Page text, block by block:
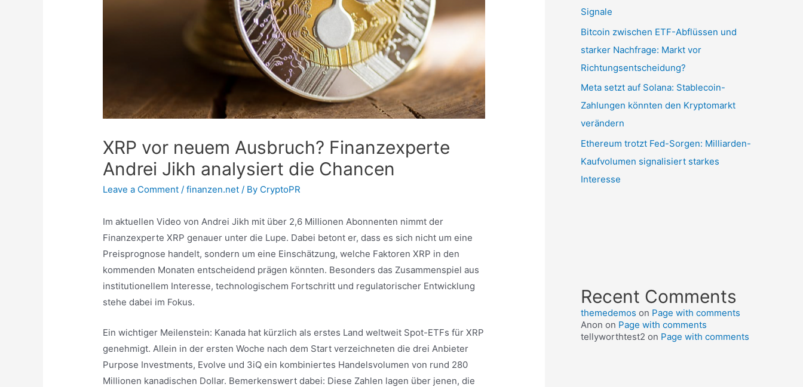
XRP vor neuem Ausbruch? Finanzexperte
Andrei Jikh analysiert die Chancen
Leave a Comment /finanzen.net / By CryptoPR
Im aktuellen Video von Andrei Jikh mit über 2,6 Millionen Abonnenten nimmt der
Finanzexperte XRP genauer unter die Lupe. Dabei betont er, dass es sich nicht um eine
Preisprognose handelt, sondern um eine Einschätzung, welche Faktoren XRP in den
kommenden Monaten entscheidend prägen könnten. Besonders das Zusammenspiel aus
institutionellem Interesse, technologischem Fortschritt und regulatorischer Entwicklung
stehe dabei im Fokus.
Ein wichtiger Meilenstein: Kanada hat kürzlich als erstes Land weltweit Spot-ETFs für XRP
genehmigt. Allein in der ersten Woche nach dem Start verzeichneten die drei Anbieter
Purpose Investments, Evolve und 3iQ ein kombiniertes Handelsvolumen von rund 280
Millionen kanadischen Dollar. Bemerkenswert dabei: Diese Zahlen lagen über jenen, die
Signale
Bitcoin zwischen ETF-Abflüssen und
starker Nachfrage: Markt vor
Richtungsentscheidung?
Meta setzt auf Solana: Stablecoin-
Zahlungen könnten den Kryptomarkt
verändern
Ethereum trotzt Fed-Sorgen: Milliarden-
Kaufvolumen signalisiert starkes
Interesse
Recent Comments
themedemos on Page with comments
Anon on Page with comments
tellyworthtest2 on Page with comments